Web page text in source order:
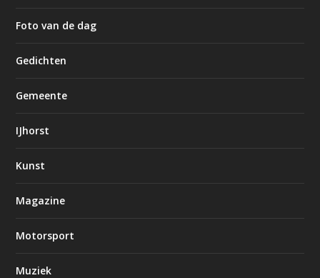
Foto van de dag
Gedichten
Gemeente
IJhorst
Kunst
Magazine
Motorsport
Muziek